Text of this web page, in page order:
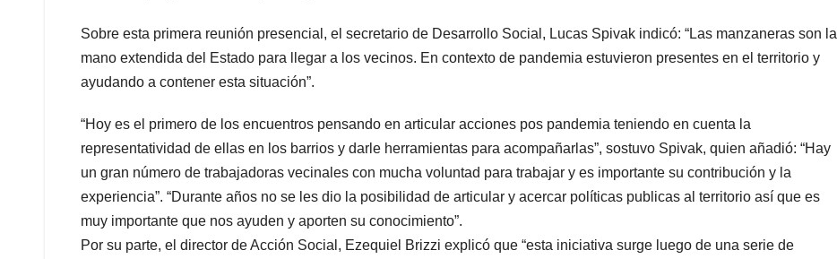
Sobre esta primera reunión presencial, el secretario de Desarrollo Social, Lucas Spivak indicó: “Las manzaneras son la
mano extendida del Estado para llegar a los vecinos. En contexto de pandemia estuvieron presentes en el territorio y
ayudando a contener esta situación”.
“Hoy es el primero de los encuentros pensando en articular acciones pos pandemia teniendo en cuenta la
representatividad de ellas en los barrios y darle herramientas para acompañarlas”, sostuvo Spivak, quien añadió: “Hay
un gran número de trabajadoras vecinales con mucha voluntad para trabajar y es importante su contribución y la
experiencia”. “Durante años no se les dio la posibilidad de articular y acercar políticas publicas al territorio así que es
muy importante que nos ayuden y aporten su conocimiento”.
Por su parte, el director de Acción Social, Ezequiel Brizzi explicó que “esta iniciativa surge luego de una serie de